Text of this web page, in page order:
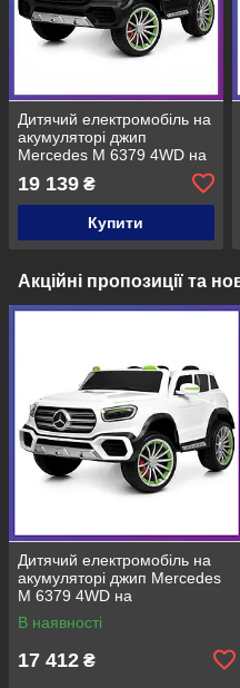
Дитячий електромобіль на
акумуляторі джип
Mercedes M 6379 4WD на
радіокеруванні для дітей
3-8 років Чорний
фарбований
19 139 ₴
Купити
Акційні пропозиції та
Дитячий електромобіль на
акумуляторі джип Mercedes
M 6379 4WD на
радіокеруванні для дітей 3-8
років Білий
В наявності
17 412 ₴